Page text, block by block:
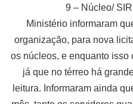
9 – Núcleo/
Ministério informaram
organização, para nova
os núcleos, e enquanto isso
já que no térreo há
leitura. Informaram ainda